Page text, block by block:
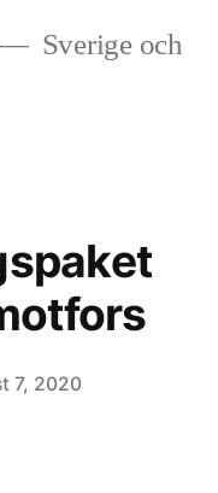
Sverige och
7, 2020